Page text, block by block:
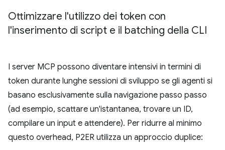
Ottimizzare l'utilizzo dei token con
l'inserimento di script e il batching della CLI
I server MCP possono diventare intensivi in termini di
token durante lunghe sessioni di sviluppo se gli agenti si
basano esclusivamente sulla navigazione passo passo
(ad esempio, scattare un'istantanea, trovare un ID,
compilare un input e attendere). Per ridurre al minimo
questo overhead, P2ER utilizza un approccio duplice: